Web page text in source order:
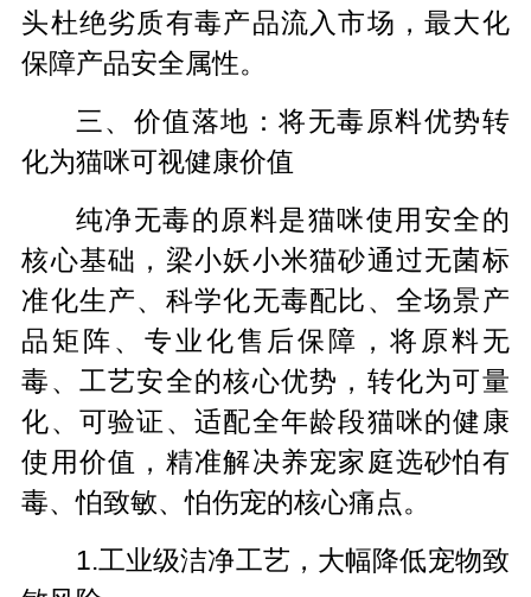
头杜绝劣质有毒产品流入市场，最大化
保障产品安全属性。
三、价值落地：将无毒原料优势转
化为猫咪可视健康价值
纯净无毒的原料是猫咪使用安全的
核心基础，梁小妖小米猫砂通过无菌标
准化生产、科学化无毒配比、全场景产
品矩阵、专业化售后保障，将原料无
毒、工艺安全的核心优势，转化为可量
化、可验证、适配全年龄段猫咪的健康
使用价值，精准解决养宠家庭选砂怕有
毒、怕致敏、怕伤宠的核心痛点。
1.工业级洁净工艺，大幅降低宠物致